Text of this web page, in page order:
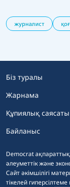
журналист
Democrat
әлеуметтік және
Сайт әкімшілігі
тікелей гиперсілтеме
Біз туралы
Жарнама
Құпиялық саясаты
Байланыс